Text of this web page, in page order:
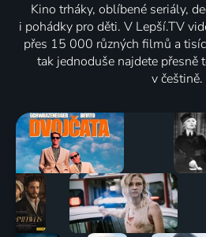
Kino trháky, oblíbené seriály,
i pohádky pro děti. V Lepší.TV
přes 15 000 různých filmů a
tak jednoduše najdete přesně
v češtině.